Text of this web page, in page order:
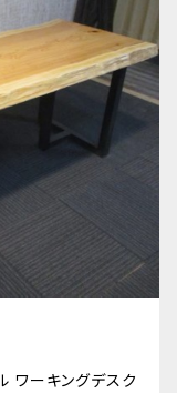
ワーキングデスク